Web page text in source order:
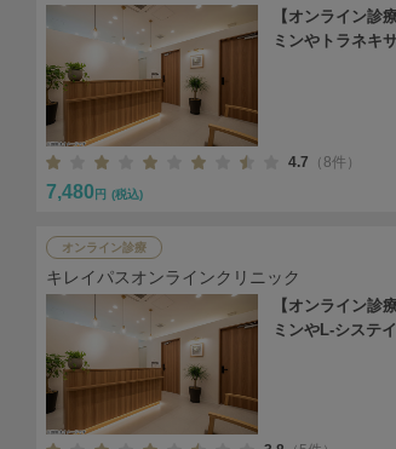
【オンライン診
ミンやトラネキ
4.7 （8件）
7,480 円 (税込)
オンライン診療
キレイパスオンラインクリニック
【オンライン診
ミンやL-システ